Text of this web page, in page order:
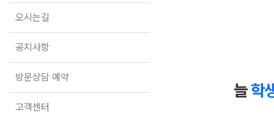
방문상담 예약
고객센터
온라인 상담
자주 묻는 질문
마이페이지 안내
오시는길
공지사항
방문상담 예약
고객센터
늘학